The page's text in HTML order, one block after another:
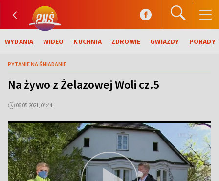
WYDANIA WIDEO KUCHNIA ZDROWIE GWIAZDY PORADY
PYTANIE NA ŚNIADANIE
Na żywo z Żelazowej Woli cz.5
06.05.2021, 04:44